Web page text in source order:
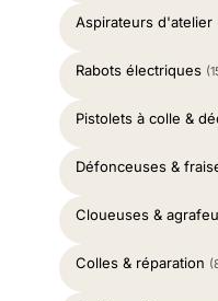
Aspirateurs d'atelier
Rabots électriques
Pistolets à colle &
Défonceuses &
Cloueuses &
Colles & réparation